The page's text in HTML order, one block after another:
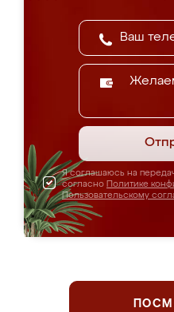
Я соглашаюсь на
согласно Политике
Пользовательскому